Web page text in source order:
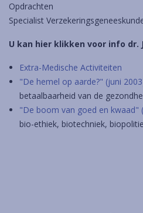
Opdrachten
Specialist
U kan hier klikken voor info dr.
Extra-Medische Activiteiten
"De hemel op aarde?" (juni
betaalbaarheid van de
"De boom van goed en kwaad"
bio-ethiek, biotechniek,